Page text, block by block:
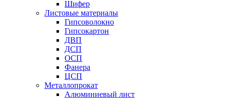
Шифер
Листовые материалы
Гипсоволокно
Гипсокартон
ДВП
ДСП
ОСП
Фанера
ЦСП
Металлопрокат
Алюминиевый лист